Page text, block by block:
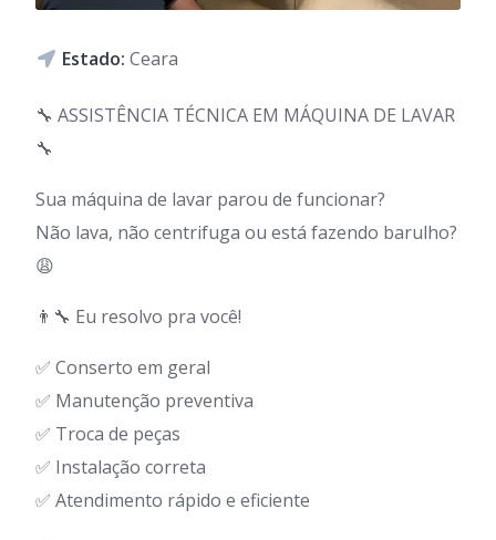
Estado: Ceara
🔧 ASSISTÊNCIA TÉCNICA EM MÁQUINA DE LAVAR
🔧
Sua máquina de lavar parou de funcionar?
Não lava, não centrifuga ou está fazendo barulho?
😩
👨‍🔧 Eu resolvo pra você!
✅ Conserto em geral
✅ Manutenção preventiva
✅ Troca de peças
✅ Instalação correta
✅ Atendimento rápido e eficiente